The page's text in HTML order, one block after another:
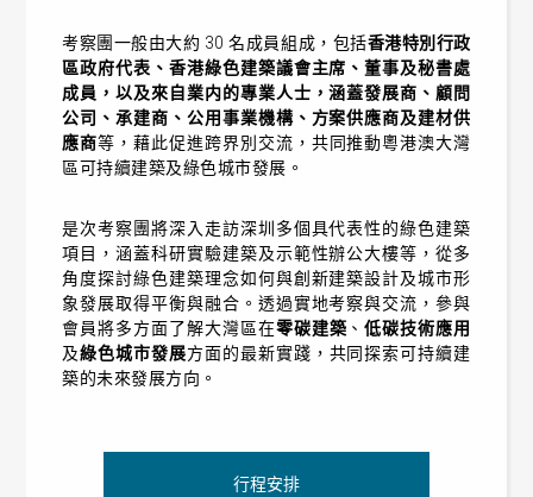
考察團一般由大約 30 名成員組成，包括香港特別行政
區政府代表、香港綠色建築議會主席、董事及秘書處
成員，以及來自業内的專業人士，涵蓋發展商、顧問
公司、承建商、公用事業機構、方案供應商及建材供
應商等，藉此促進跨界別交流，共同推動粵港澳大灣
區可持續建築及綠色城市發展。
是次考察團將深入走訪深圳多個具代表性的綠色建築
項目，涵蓋科研實驗建築及示範性辦公大樓等，從多
角度探討綠色建築理念如何與創新建築設計及城市形
象發展取得平衡與融合。透過實地考察與交流，參與
會員將多方面了解大灣區在零碳建築 、低碳技術應用
及綠色城市發展方面的最新實踐，共同探索可持續建
築的未來發展方向。
行程安排